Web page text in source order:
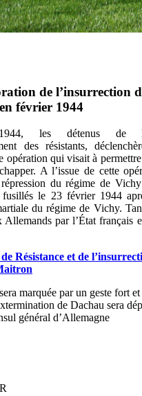
de l’insurrection
février 1944
les détenus de
des résistants,
opération qui visait à
A l’issue de cette
du régime de
le 23 février 1944
du régime de Vichy.
par l’État français
Résistance et de
marquée par un geste fort
de Dachau sera
général d’Allemagne